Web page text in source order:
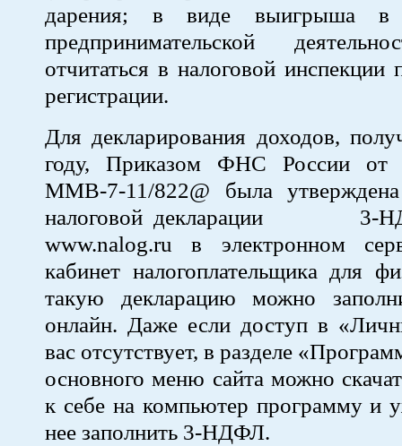
дарения; в виде выигрыша в
предпринимательской
отчитаться в налоговой инспекции
регистрации.
Для декларирования доходов,
году, Приказом ФНС России
ММВ-7-11/822@ была
налоговой декларации 3-
www.nalog.ru в электронном
кабинет налогоплательщика для
такую декларацию можно
онлайн. Даже если доступ в
вас отсутствует, в разделе
основного меню сайта можно
к себе на компьютер программу и
нее заполнить 3-НДФЛ.